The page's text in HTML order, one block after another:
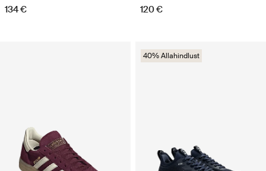
134 € 120 €
40% Allahindlust